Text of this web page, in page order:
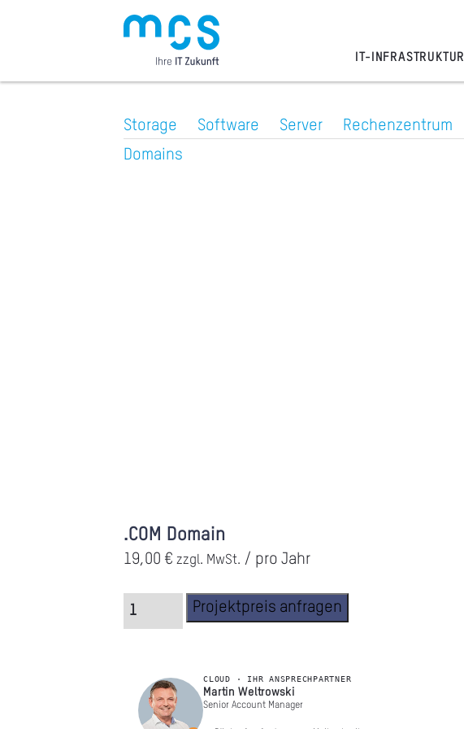
IT-INFRASTRUKTUR
Storage Software Server Rechenzentrum
Domains
.COM Domain
19,00 € zzgl. MwSt. / pro Jahr
Projektpreis anfragen
CLOUD · IHR ANSPRECHPARTNER
Martin Weltrowski
Senior Account Manager